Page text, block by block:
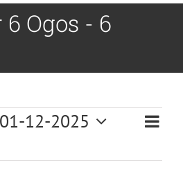
Ogos - 6
List
01-12-2025